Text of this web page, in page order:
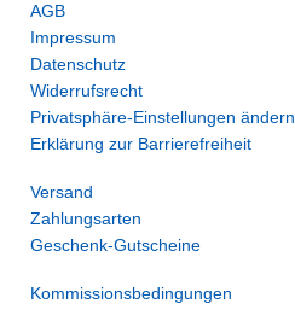
AGB
Impressum
Datenschutz
Widerrufsrecht
Privatsphäre-Einstellungen ändern
Erklärung zur Barrierefreiheit
Versand
Zahlungsarten
Geschenk-Gutscheine
Kommissionsbedingungen